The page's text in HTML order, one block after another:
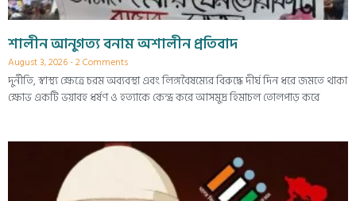
শালীন আনুগত্য বনাম অশালীন প্রতিবাদ
August 3, 2026 2 Comments
দুর্নীতি, স্বাস্থ্য ক্ষেত্রে চরম অব্যবস্থা এবং লিঙ্গবৈষম্যের বিরুদ্ধে দীর্ঘ দিন ধরে জমতে থাকা
ক্ষোভ একটি ভয়াবহ ধর্ষণ ও হত্যাকে কেন্দ্র করে আসমুদ্র হিমাচল তোলপাড় করে